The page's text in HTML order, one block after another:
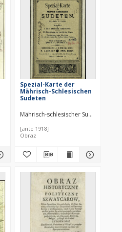
Spezial-Karte der
Mährisch-Schlesischen
Sudeten
Mährisch-schlesischer Sudeten-
[ante 1918]
Obraz